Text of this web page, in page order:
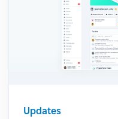
Updates